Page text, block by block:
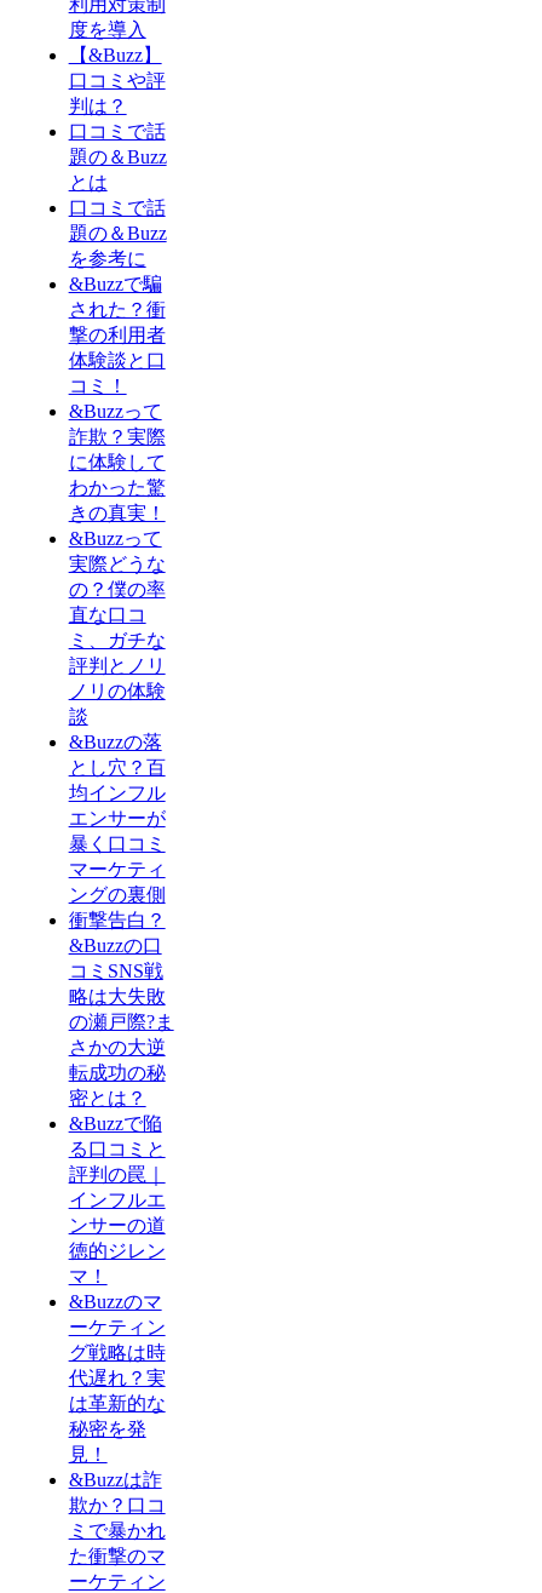
度を導入
【&Buzz】
口コミや評
判は？
口コミで話
題の＆Buzz
とは
口コミで話
題の＆Buzz
を参考に
&Buzzで騙
された？衝
撃の利用者
体験談と口
コミ！
&Buzzって
詐欺？実際
に体験して
わかった驚
きの真実！
&Buzzって
実際どうな
の？僕の率
直な口コ
ミ、ガチな
評判とノリ
ノリの体験
談
&Buzzの落
とし穴？百
均インフル
エンサーが
暴く口コミ
マーケティ
ングの裏側
衝撃告白？
&Buzzの口
コミSNS戦
略は大失敗
の瀬戸際?ま
さかの大逆
転成功の秘
密とは？
&Buzzで陥
る口コミと
評判の罠｜
インフルエ
ンサーの道
徳的ジレン
マ！
&Buzzのマ
ーケティン
グ戦略は時
代遅れ？実
は革新的な
秘密を発
見！
&Buzzは詐
欺か？口コ
ミで暴かれ
た衝撃のマ
ーケティン